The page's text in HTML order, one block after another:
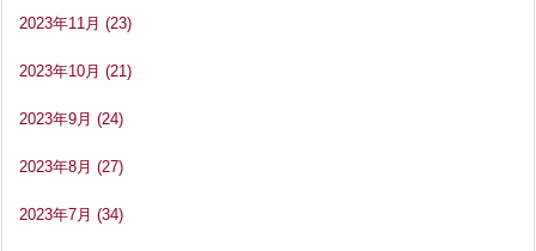
2023年11月 (23)
2023年10月 (21)
2023年9月 (24)
2023年8月 (27)
2023年7月 (34)